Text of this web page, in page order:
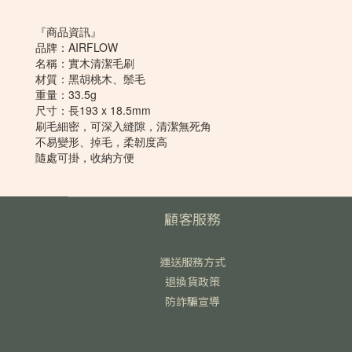
『商品資訊』
品牌：AIRFLOW
名稱：實木清潔毛刷
材質：黑胡桃木、鬃毛
重量：33.5g
尺寸：長193 x 18.5mm
刷毛細密，可深入縫隙，清潔無死角
不易變形、掉毛，柔韌度高
隨處可掛，收納方便
顧客服務
運送服務方式
退換貨政策
防詐騙宣導